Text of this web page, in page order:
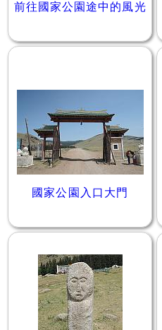
前往國家公園途中的風光
國家公園入口大門